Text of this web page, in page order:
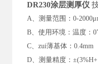
DR230涂层测厚仪
A、 测量范围：0-
B、使用环境：温度：
C、zui薄基体：0.4mm
D、测量精度：